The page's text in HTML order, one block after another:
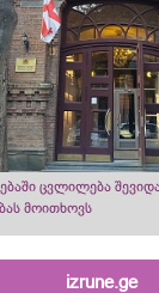
ცვლილება
მოითხოვს
izrune.ge